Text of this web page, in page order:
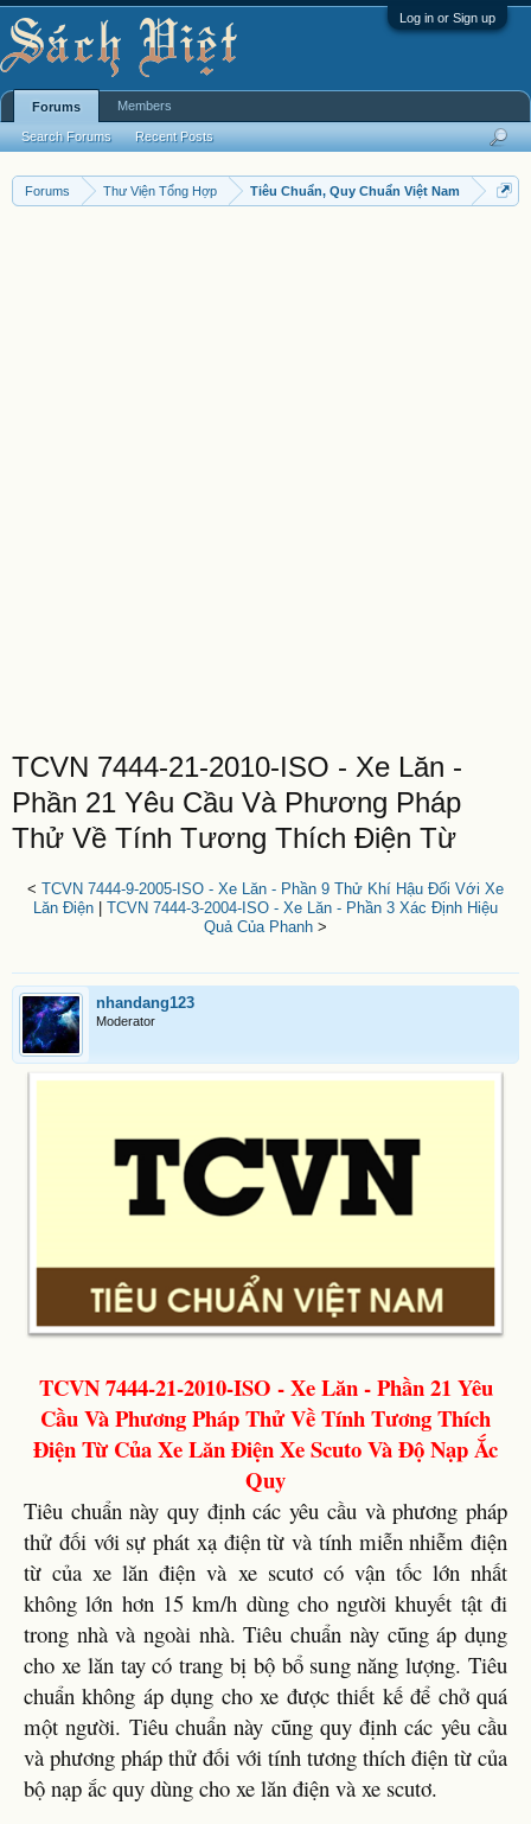
Log in or Sign up
Forums Thư Viện Tổng Hợp Tiêu Chuẩn, Quy Chuẩn Việt Nam
TCVN 7444-21-2010-ISO - Xe Lăn -
Phần 21 Yêu Cầu Và Phương Pháp
Thử Về Tính Tương Thích Điện Từ
< TCVN 7444-9-2005-ISO - Xe Lăn - Phần 9 Thử Khí Hậu Đối Với Xe
Lăn Điện
TCVN 7444-3-2004-ISO - Xe Lăn - Phần 3 Xác Định Hiệu
Quả Của Phanh >
nhandang123
Moderator
TCVN 7444-21-2010-ISO - Xe Lăn - Phần 21 Yêu
Cầu Và Phương Pháp Thử Về Tính Tương Thích
Điện Từ Của Xe Lăn Điện Xe Scuto Và Độ Nạp Ắc
Quy
Tiêu chuẩn này quy định các yêu cầu và phương pháp
thử đối với sự phát xạ điện từ và tính miễn nhiễm điện
từ của xe lăn điện và xe scutơ có vận tốc lớn nhất
không lớn hơn 15 km/h dùng cho người khuyết tật đi
trong nhà và ngoài nhà. Tiêu chuẩn này cũng áp dụng
cho xe lăn tay có trang bị bộ bổ sung năng lượng. Tiêu
chuẩn không áp dụng cho xe được thiết kế để chở quá
một người. Tiêu chuẩn này cũng quy định các yêu cầu
và phương pháp thử đối với tính tương thích điện từ của
bộ nạp ắc quy dùng cho xe lăn điện và xe scutơ.
Forums
Search Forums Recent Posts
Members